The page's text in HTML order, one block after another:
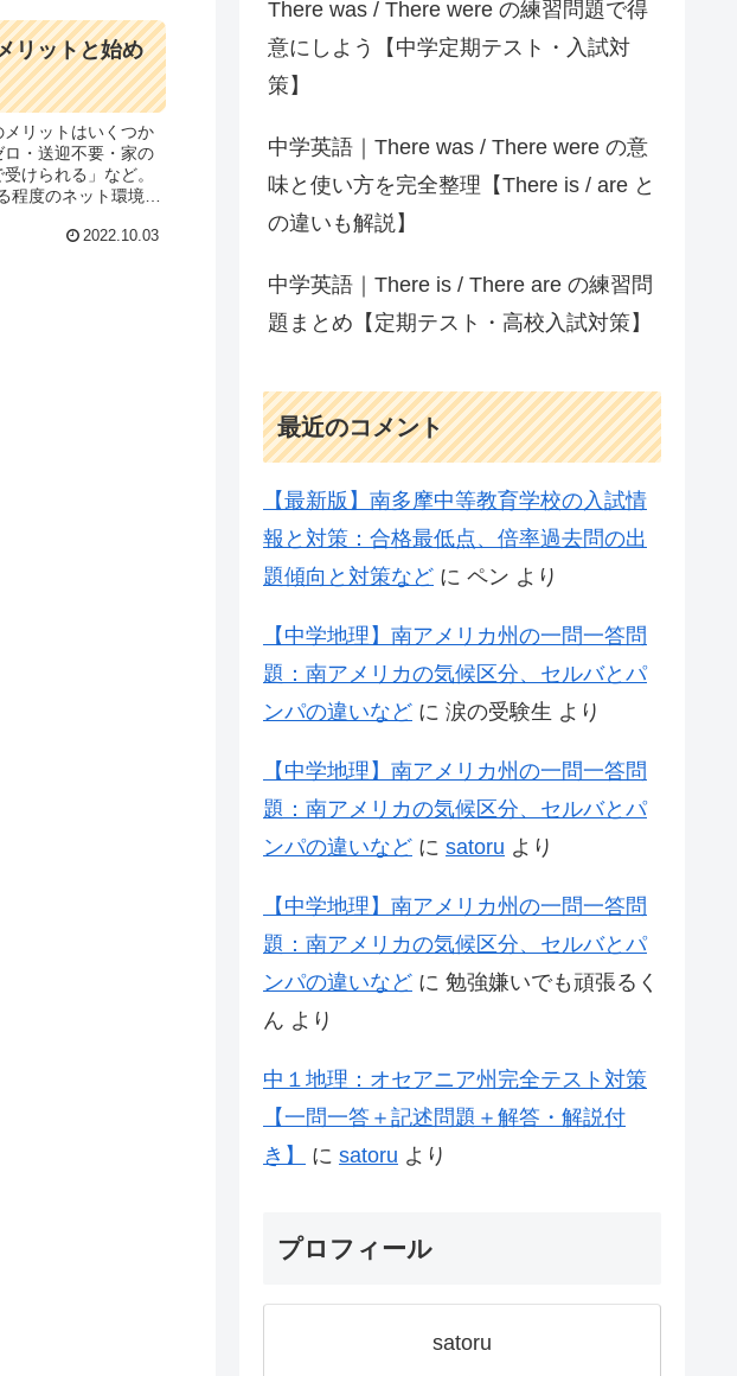
リットと始め
リットはいくつか
・送迎不要・家の
けられる」など。
度のネット環境が
2022.10.03
There was / There were の練習問題で得
意にしよう【中学定期テスト・入試対
策】
中学英語｜There was / There were の意
味と使い方を完全整理【There is / are と
の違いも解説】
中学英語｜There is / There are の練習問
題まとめ【定期テスト・高校入試対策】
最近のコメント
【最新版】南多摩中等教育学校の入試情
報と対策：合格最低点、倍率過去問の出
題傾向と対策など に ペン より
【中学地理】南アメリカ州の一問一答問
題：南アメリカの気候区分、セルバとパ
ンパの違いなど に 涙の受験生 より
【中学地理】南アメリカ州の一問一答問
題：南アメリカの気候区分、セルバとパ
ンパの違いなど に satoru より
【中学地理】南アメリカ州の一問一答問
題：南アメリカの気候区分、セルバとパ
ンパの違いなど に 勉強嫌いでも頑張るく
ん より
中１地理：オセアニア州完全テスト対策
【一問一答＋記述問題＋解答・解説付
き】
に satoru より
プロフィール
satoru